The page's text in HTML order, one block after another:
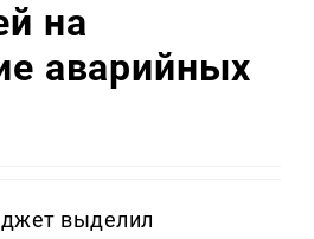
на
аварийных
выделил